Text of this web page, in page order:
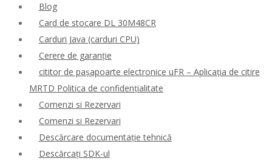
Blog
Card de stocare DL 30M48CR
Carduri Java (carduri CPU)
Cerere de garanție
cititor de pașapoarte electronice uFR – Aplicația de citire
MRTD Politica de confidențialitate
Comenzi si Rezervari
Comenzi si Rezervari
Descărcare documentație tehnică
Descărcați SDK-ul